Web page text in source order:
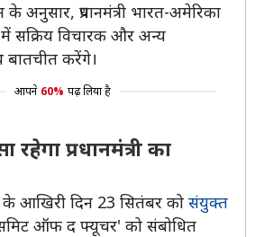
अनुसार, प्रधानमंत्री भारत-अमेरिका
में सक्रिय विचारक और अन्य
बातचीत करेंगे।
आपने 60% पढ़ लिया है
रहेगा प्रधानमंत्री का
के आखिरी दिन 23 सितंबर को संयुक्त
ऑफ द फ्यूचर' को संबोधित